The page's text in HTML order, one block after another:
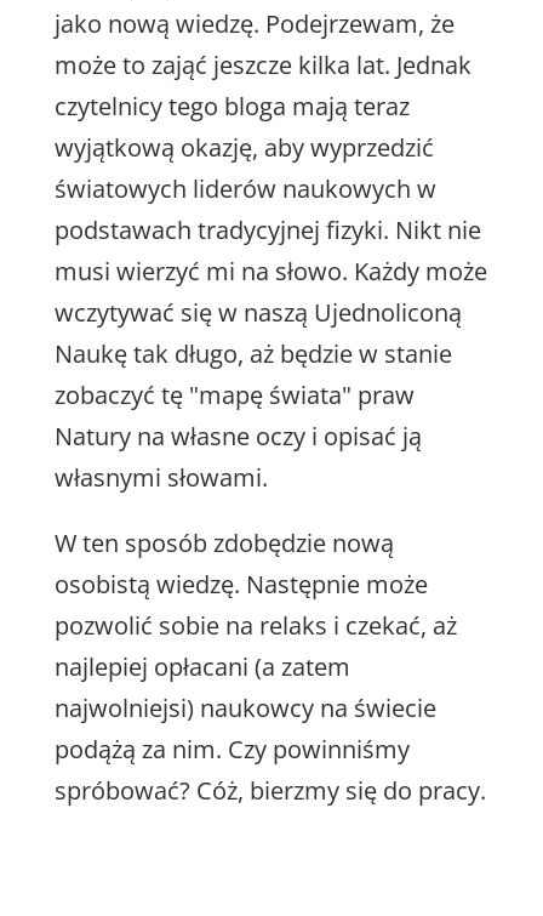
jako nową wiedzę. Podejrzewam, że
może to zająć jeszcze kilka lat. Jednak
czytelnicy tego bloga mają teraz
wyjątkową okazję, aby wyprzedzić
światowych liderów naukowych w
podstawach tradycyjnej fizyki. Nikt nie
musi wierzyć mi na słowo. Każdy może
wczytywać się w naszą Ujednoliconą
Naukę tak długo, aż będzie w stanie
zobaczyć tę "mapę świata" praw
Natury na własne oczy i opisać ją
własnymi słowami.
W ten sposób zdobędzie nową
osobistą wiedzę. Następnie może
pozwolić sobie na relaks i czekać, aż
najlepiej opłacani (a zatem
najwolniejsi) naukowcy na świecie
podążą za nim. Czy powinniśmy
spróbować? Cóż, bierzmy się do pracy.